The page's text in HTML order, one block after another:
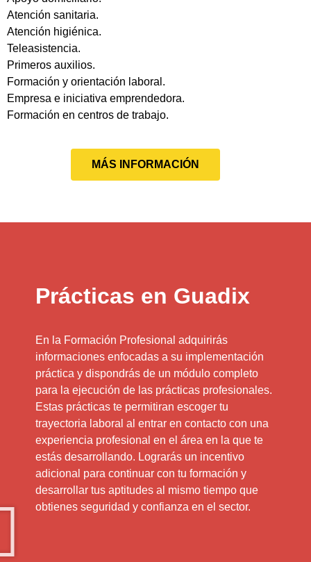
Atención sanitaria.
Atención higiénica.
Teleasistencia.
Primeros auxilios.
Formación y orientación laboral.
Empresa e iniciativa emprendedora.
Formación en centros de trabajo.
MÁS INFORMACIÓN
Prácticas en Guadix
En la Formación Profesional adquirirás
informaciones enfocadas a su implementación
práctica y dispondrás de un módulo completo
para la ejecución de las prácticas profesionales.
Estas prácticas te permitiran escoger tu
trayectoria laboral al entrar en contacto con una
experiencia profesional en el área en la que te
estás desarrollando. Lograrás un incentivo
adicional para continuar con tu formación y
desarrollar tus aptitudes al mismo tiempo que
obtienes seguridad y confianza en el sector.